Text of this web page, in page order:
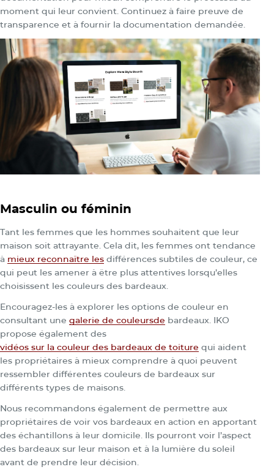
moment qui leur convient. Continuez à faire preuve de
transparence et à fournir la documentation demandée.
Masculin ou féminin
Tant les femmes que les hommes souhaitent que leur
maison soit attrayante. Cela dit, les femmes ont tendance
à mieux reconnaître les différences subtiles de couleur, ce
qui peut les amener à être plus attentives lorsqu’elles
choisissent les couleurs des bardeaux.
Encouragez-les à explorer les options de couleur en
consultant une galerie de couleursde bardeaux. IKO
propose également des
vidéos sur la couleur des bardeaux de toiture qui aident
les propriétaires à mieux comprendre à quoi peuvent
ressembler différentes couleurs de bardeaux sur
différents types de maisons.
Nous recommandons également de permettre aux
propriétaires de voir vos bardeaux en action en apportant
des échantillons à leur domicile. Ils pourront voir l’aspect
des bardeaux sur leur maison et à la lumière du soleil
avant de prendre leur décision.